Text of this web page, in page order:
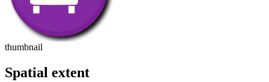
thumbnail
Spatial extent